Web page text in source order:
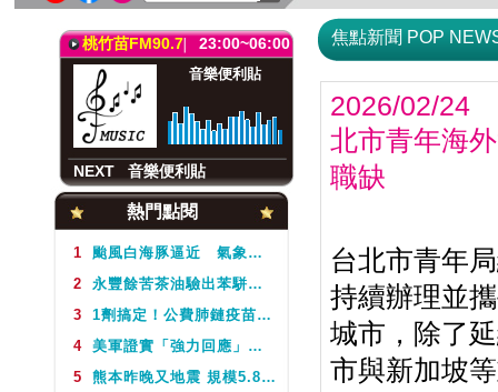
NEXT音樂便利貼
桃竹苗FM90.723:00~06:00
音樂便利貼
NEXT
音樂便利貼
北北基FM91.723:00~06:00
音樂便利貼
Music all night
熱門點閱
1
颱風白海豚逼近 氣象署不排除周5下半天發布海警
2
永豐餘苦茶油驗出苯駢芘超標 北市衛生局：不分批號全面預防性下架
3
1劑搞定！公費肺鏈疫苗8月10日升級為新型疫苗 疾管署：317萬人受惠
4 美軍證實「強力回應」伊朗飛彈襲擊 國際油價急漲後仍守穩90美元之上
5
熊本昨晚又地震 規模5.8深度極淺 最大震度5弱、氣象廳籲留意餘震
焦點新聞 POP
2026/02/24
北市青年海
職缺
台北市青年
持續辦理並
城市，除了
市與新加坡